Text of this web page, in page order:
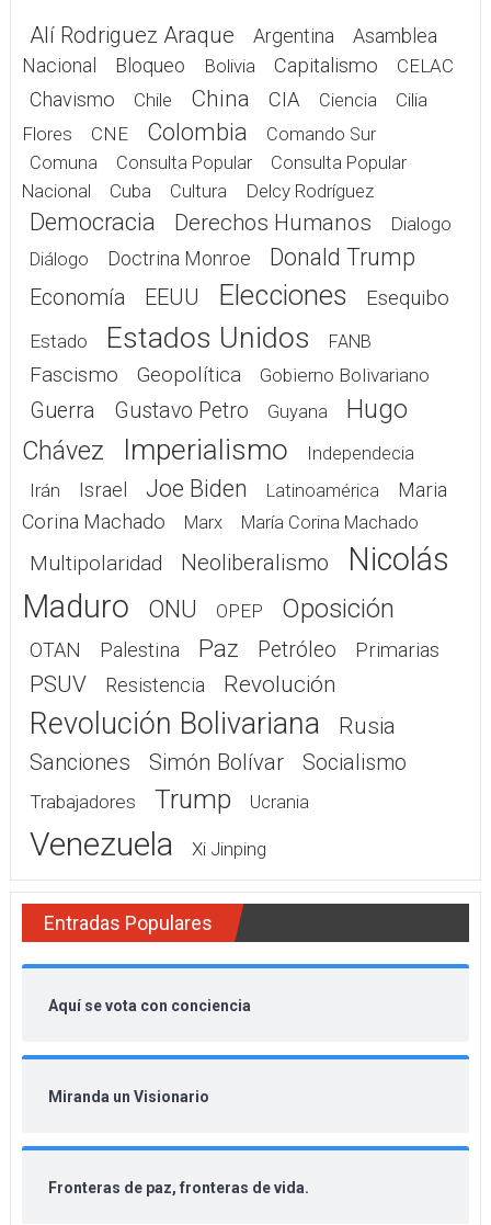
Alí Rodriguez Araque Argentina
Asamblea
Nacional
Bloqueo Bolivia Capitalismo CELAC
Chavismo Chile China CIA Ciencia
Cilia
Flores
CNE Colombia
Comando Sur
Comuna
Consulta Popular
Consulta Popular
Nacional
Cuba Cultura Delcy Rodríguez
Democracia Derechos Humanos Dialogo
Diálogo Doctrina Monroe Donald Trump
Economía EEUU Elecciones Esequibo
Estado Estados Unidos FANB
Fascismo Geopolítica Gobierno Bolivariano
Guerra Gustavo Petro Guyana
Hugo
Chávez
Imperialismo Independecia
Irán Israel Joe Biden Latinoamérica
Maria
Corina Machado
Marx María Corina Machado
Multipolaridad Neoliberalismo
Nicolás
Maduro
ONU OPEP Oposición
OTAN Palestina Paz Petróleo Primarias
PSUV Resistencia Revolución
Revolución Bolivariana
Rusia
Sanciones
Simón Bolívar Socialismo
Trabajadores Trump Ucrania
Venezuela Xi Jinping
Entradas Populares
Aquí se vota con conciencia
Miranda un Visionario
Fronteras de paz, fronteras de vida.